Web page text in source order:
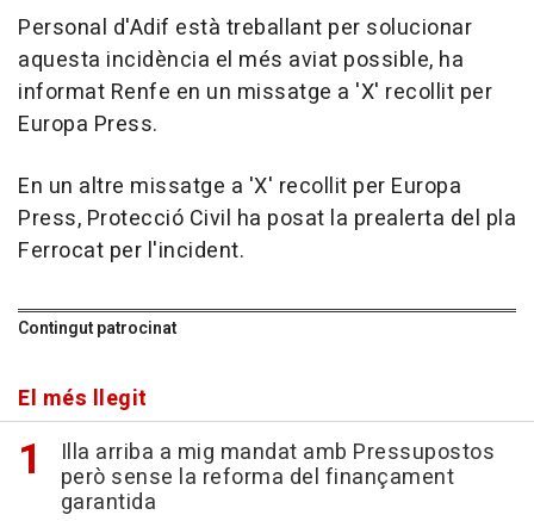
Personal d'Adif està treballant per solucionar
aquesta incidència el més aviat possible, ha
informat Renfe en un missatge a 'X' recollit per
Europa Press.
En un altre missatge a 'X' recollit per Europa
Press, Protecció Civil ha posat la prealerta del pla
Ferrocat per l'incident.
Contingut patrocinat
El més llegit
Illa arriba a mig mandat amb Pressupostos
però sense la reforma del finançament
garantida